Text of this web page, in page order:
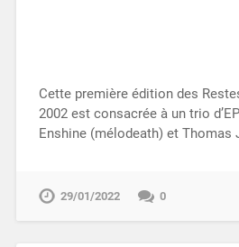
Cette première édition des
2002 est consacrée à un trio
Enshine (mélodeath) et Thomas
29/01/2022 0